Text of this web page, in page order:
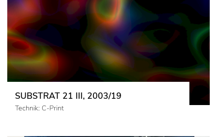
SUBSTRAT 21 III, 2003/19
Technik: C-Print